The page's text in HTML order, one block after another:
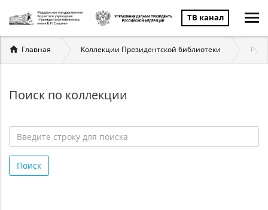
ТВ канал
Вы
здесь
Главная Коллекции Президентской библиотеки
Поиск по коллекции
строку
для
Поиск